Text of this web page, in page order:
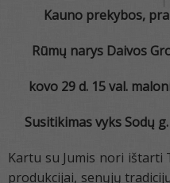
Kauno prekybos,
Rūmų narys Daivos
kovo 29 d. 15 val.
Susitikimas vyks Sodų
Kartu su Jumis nori ištarti
produkcijai, senųjų